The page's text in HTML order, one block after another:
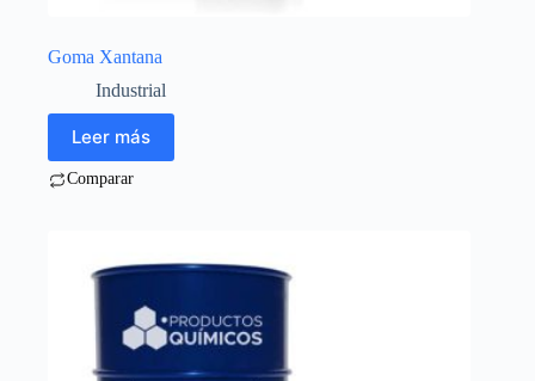
Goma Xantana
Industrial
Leer más
Comparar